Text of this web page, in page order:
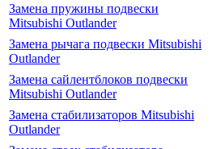
Замена пружины подвески
Mitsubishi Outlander
Замена рычага подвески Mitsubishi
Outlander
Замена сайлентблоков подвески
Mitsubishi Outlander
Замена стабилизаторов Mitsubishi
Outlander